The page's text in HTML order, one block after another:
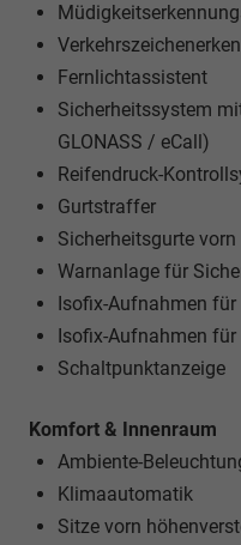
Fernlichtassistent
Sicherheitssystem
GLONASS / eCall)
Reifendruck-
Gurtstraffer
Sicherheitsgurte
Warnanlage für
Isofix-Aufnahmen
Isofix-Aufnahmen
Schaltpunktanzeige
Komfort & Innenraum
Ambiente-
Klimaautomatik
Sitze vorn